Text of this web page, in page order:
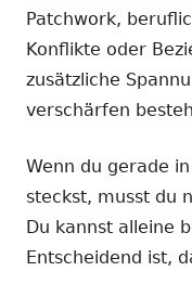
Patchwork,
Konflikte oder
zusätzliche
verschärfen
Wenn du gerade
steckst, musst du
Du kannst alleine
Entscheidend ist,